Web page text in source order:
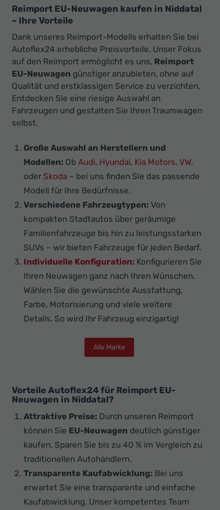
Reimport EU-Neuwagen kaufen in Niddatal
– Ihre Vorteile
Dank unseres Reimport-Modells erhalten Sie bei
Autoflex24 erhebliche Preisvorteile. Unser Fokus
auf den Reimport ermöglicht es uns, Reimport
EU-Neuwagen günstiger anzubieten, ohne auf
Qualität und erstklassigen Service zu verzichten.
Entdecken Sie eine riesige Auswahl an
Fahrzeugen und gestalten Sie Ihren Traumwagen
selbst.
Große Auswahl an Herstellern und
Modellen: Ob Audi, Hyundai, Kia Motors, VW,
oder Skoda – bei uns finden Sie das passende
Modell für Ihre Bedürfnisse.
Verschiedene Fahrzeugtypen: Von
kompakten Stadtautos über geräumige
Familienfahrzeuge bis hin zu leistungsstarken
SUVs – wir bieten Fahrzeuge für jeden Bedarf.
Individuelle Konfiguration: Konfigurieren Sie
Ihren Neuwagen ganz nach Ihren Wünschen.
Wählen Sie die gewünschte Ausstattung,
Farbe, Motorisierung und viele weitere
Details. So wird Ihr Fahrzeug einzigartig!
Alle Marke
Vorteile Autoflex24 für Reimport EU-
Neuwagen in Niddatal?
Attraktive Preise: Durch unseren Reimport
können Sie EU-Neuwagen deutlich günstiger
kaufen. Sparen Sie bis zu 40 % im Vergleich zu
traditionellen Autohändlern.
Transparente Kaufabwicklung: Bei uns
erwartet Sie eine transparente und einfache
Kaufabwicklung. Unser kompetentes Team